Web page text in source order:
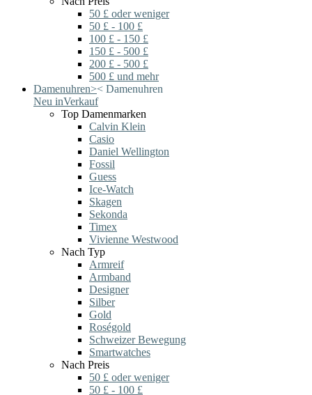
50 £ oder weniger
50 £ - 100 £
100 £ - 150 £
150 £ - 500 £
200 £ - 500 £
500 £ und mehr
Damenuhren>< Damenuhren
Neu inVerkauf
Top Damenmarken
Calvin Klein
Casio
Daniel Wellington
Fossil
Guess
Ice-Watch
Skagen
Sekonda
Timex
Vivienne Westwood
Nach Typ
Armreif
Armband
Designer
Silber
Gold
Roségold
Schweizer Bewegung
Smartwatches
Nach Preis
50 £ oder weniger
50 £ - 100 £